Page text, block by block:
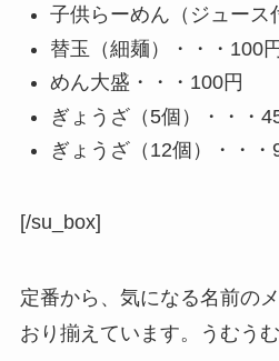
子供らーめん（ジュース
替玉（細麺）・・・100
めん大盛・・・100円
ぎょうざ（5個）・・・
ぎょうざ（12個）・・・
[/su_box]
定番から、気になる名前の
おり揃えています。うむうむ